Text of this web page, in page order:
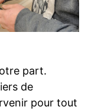
part.
de
pour tout